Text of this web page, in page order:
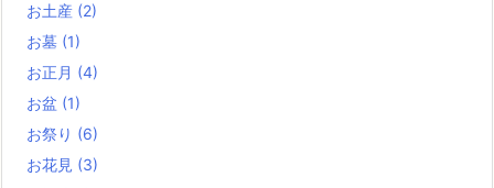
お土産 (2)
お墓 (1)
お正月 (4)
お盆 (1)
お祭り (6)
お花見 (3)